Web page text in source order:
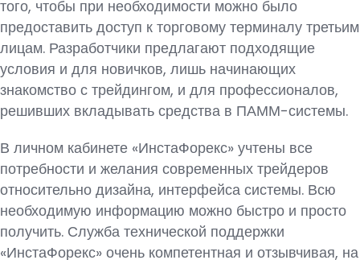
того, чтобы при необходимости можно было
предоставить доступ к торговому терминалу третьим
лицам. Разработчики предлагают подходящие
условия и для новичков, лишь начинающих
знакомство с трейдингом, и для профессионалов,
решивших вкладывать средства в ПАММ-системы.
В личном кабинете «ИнстаФорекс» учтены все
потребности и желания современных трейдеров
относительно дизайна, интерфейса системы. Всю
необходимую информацию можно быстро и просто
получить. Служба технической поддержки
«ИнстаФорекс» очень компетентная и отзывчивая, на